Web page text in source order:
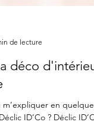
de lecture
déco d'intérieur